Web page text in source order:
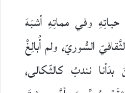
حياتِهِ وفي مماتِهِ أشبَهَ
السُّوريّ، ولم أُبالِغْ
نندبُ كالثّكالى،